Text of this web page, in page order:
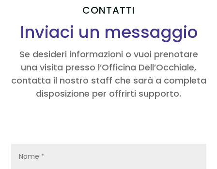
CONTATTI
Inviaci un messaggio
Se desideri informazioni o vuoi prenotare
una visita presso l’Officina Dell’Occhiale,
contatta il nostro staff che sarà a completa
disposizione per offrirti supporto.